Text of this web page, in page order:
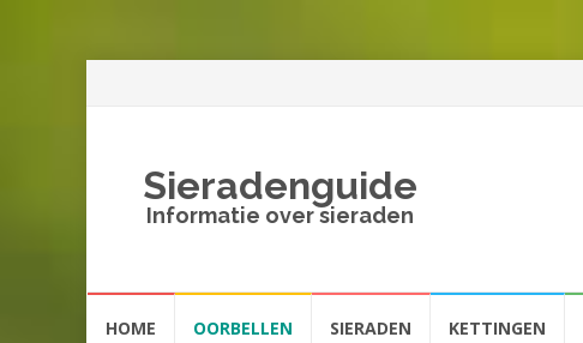
Sieradenguide
Informatie over sieraden
naarHOME OORBELLEN SIERADEN KETTINGEN